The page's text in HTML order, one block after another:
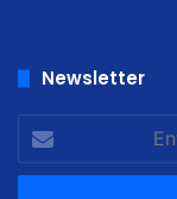
Newsletter
Enter
your
Email